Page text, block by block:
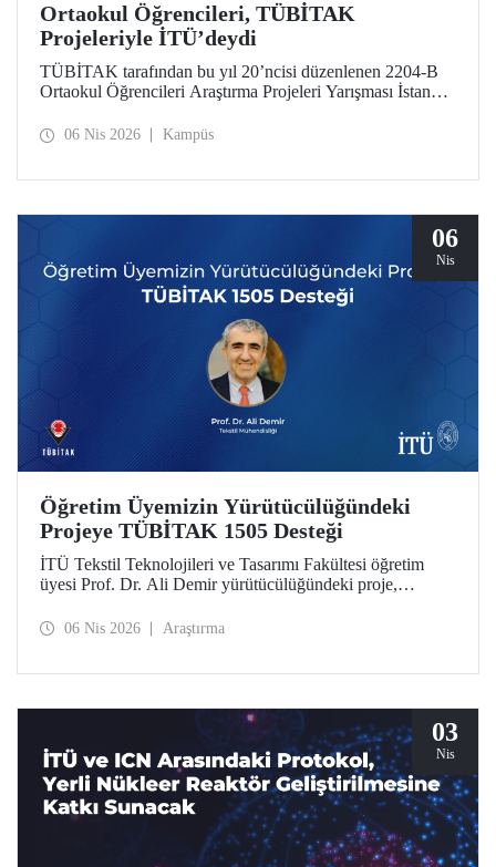
Ortaokul Öğrencileri, TÜBİTAK
Projeleriyle İTÜ’deydi
TÜBİTAK tarafından bu yıl 20’ncisi düzenlenen 2204-B
Ortaokul Öğrencileri Araştırma Projeleri Yarışması İstanbul
Üniversitesi ev sahipliği yaptı.
06 Nis 2026 Kampüs
06
Nis
Öğretim Üyemizin Yürütücülüğündeki
Projeye TÜBİTAK 1505 Desteği
İTÜ Tekstil Teknolojileri ve Tasarımı Fakültesi öğretim
üyesi Prof. Dr. Ali Demir yürütücülüğündeki proje,
Programı tarafından desteklenmeye hak kazandı.
06 Nis 2026 Araştırma
03
Nis